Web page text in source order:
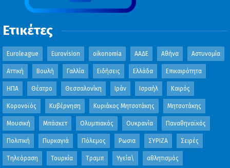
Ετικέτες
Euroleague Eurovision oikonomia ΑΑΔΕ Αθήνα Αστυνομία
Αττική Βουλή Γαλλία Ειδήσεις Ελλάδα Επικαιρότητα
ΗΠΑ Θέατρο Θεσσαλονίκη Ιράν Ισραήλ Καιρός
Κορονοϊός Κυβέρνηση Κυριάκος Μητσοτάκης Μητσοτάκης
Μουσική Μπάσκετ Ολυμπιακός Ουκρανία Παναθηναϊκός
Πολιτική Πυρκαγιά Πόλεμος Ρωσια ΣΥΡΙΖΑ Σειρές
Τηλεόραση Τουρκία Τραμπ Υγεία\ αθλητισμός